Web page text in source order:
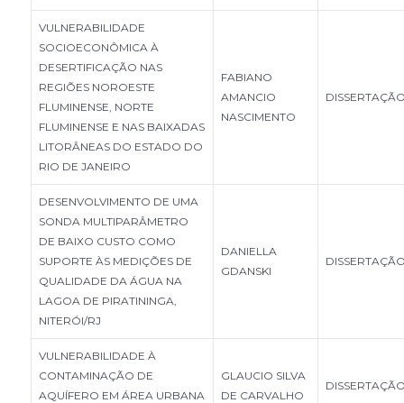
VULNERABILIDADE
SOCIOECONÔMICA À
DESERTIFICAÇÃO NAS
REGIÕES NOROESTE
FLUMINENSE, NORTE
FLUMINENSE E NAS BAIXADAS
LITORÂNEAS DO ESTADO DO
RIO DE JANEIRO
FABIANO
AMANCIO
NASCIMENTO
DESENVOLVIMENTO DE UMA
SONDA MULTIPARÂMETRO
DE BAIXO CUSTO COMO
SUPORTE ÀS MEDIÇÕES DE
QUALIDADE DA ÁGUA NA
LAGOA DE PIRATININGA,
NITERÓI/RJ
DANIELLA
GDANSKI
VULNERABILIDADE À
CONTAMINAÇÃO DE
AQUÍFERO EM ÁREA URBANA
GLAUCIO SILVA
DE CARVALHO